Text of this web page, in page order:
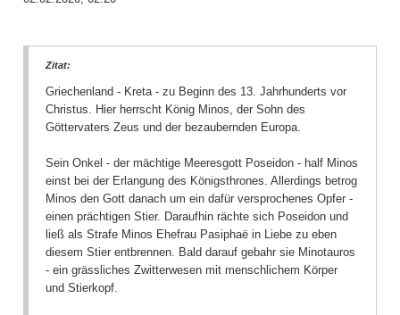
Zitat:
Griechenland - Kreta - zu Beginn des 13. Jahrhunderts vor
Christus. Hier herrscht König Minos, der Sohn des
Göttervaters Zeus und der bezaubernden Europa.
Sein Onkel - der mächtige Meeresgott Poseidon - half Minos
einst bei der Erlangung des Königsthrones. Allerdings betrog
Minos den Gott danach um ein dafür versprochenes Opfer -
einen prächtigen Stier. Daraufhin rächte sich Poseidon und
ließ als Strafe Minos Ehefrau Pasiphaë in Liebe zu eben
diesem Stier entbrennen. Bald darauf gebahr sie Minotauros
- ein grässliches Zwitterwesen mit menschlichem Körper
und Stierkopf.